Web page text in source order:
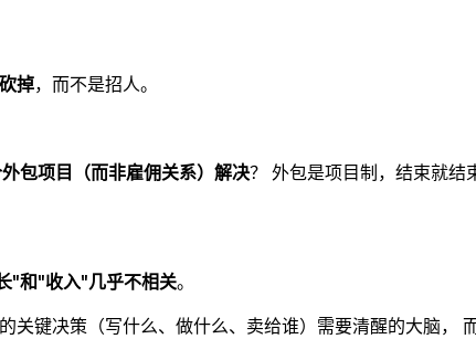
掉，而不是招人。
包项目（而非雇佣关系）解决？ 外包是项目制，结束就结
"和"收入"几乎不相关。
关键决策（写什么、做什么、卖给谁）需要清醒的大脑，